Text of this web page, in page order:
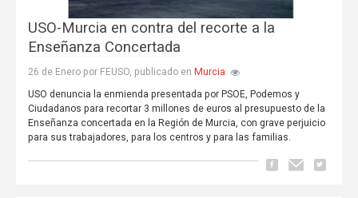
USO-Murcia en contra del recorte a la
Enseñanza Concertada
26 de Enero por FEUSO, publicado en Murcia
USO denuncia la enmienda presentada por PSOE, Podemos y
Ciudadanos para recortar 3 millones de euros al presupuesto de la
Enseñanza concertada en la Región de Murcia, con grave perjuicio
para sus trabajadores, para los centros y para las familias.